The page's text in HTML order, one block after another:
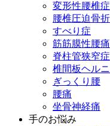
変形性腰椎症
腰椎圧迫骨折
すべり症
筋筋膜性腰痛
脊柱管狭窄症
椎間板ヘル
ぎっくり腰
腰痛
坐骨神経痛
手のお悩み